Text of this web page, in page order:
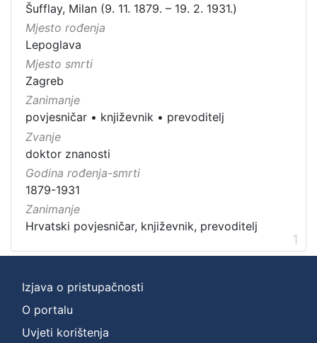
Šufflay, Milan (9. 11. 1879. – 19. 2. 1931.)
Mjesto rođenja
Lepoglava
Mjesto smrti
Zagreb
Zanimanje
povjesničar • književnik • prevoditelj
Zvanje
doktor znanosti
Godina rođenja-smrti
1879-1931
Zanimanje
Hrvatski povjesničar, književnik, prevoditelj
1
Izjava o pristupačnosti
O portalu
Uvjeti korištenja